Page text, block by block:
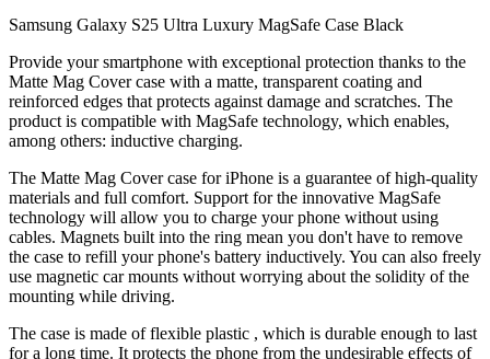
Samsung Galaxy S25 Ultra Luxury MagSafe Case Black
Provide your smartphone with exceptional protection thanks to the
Matte Mag Cover case with a matte, transparent coating and
reinforced edges that protects against damage and scratches. The
product is compatible with MagSafe technology, which enables,
among others: inductive charging.
The Matte Mag Cover case for iPhone is a guarantee of high-quality
materials and full comfort. Support for the innovative MagSafe
technology will allow you to charge your phone without using
cables. Magnets built into the ring mean you don't have to remove
the case to refill your phone's battery inductively. You can also freely
use magnetic car mounts without worrying about the solidity of the
mounting while driving.
The case is made offlexible plastic , which is durable enough to last
for a long time. It protects the phone from the undesirable effects of